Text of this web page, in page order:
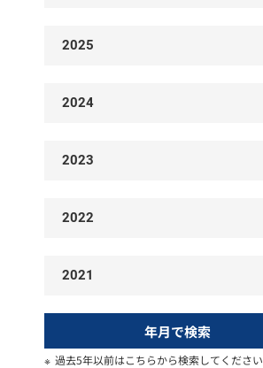
2025
2024
2023
2022
2021
年月で検索
過去5年以前はこちらから検索してください